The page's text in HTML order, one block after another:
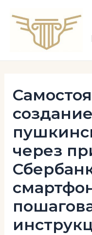
содержимому
через